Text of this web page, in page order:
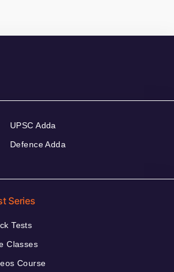
UPSC Adda
Defence Adda
Series
Tests
Classes
Course